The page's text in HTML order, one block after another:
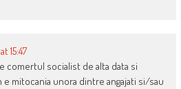
15:47
comertul socialist de alta data si
mitocania unora dintre angajati si/sau